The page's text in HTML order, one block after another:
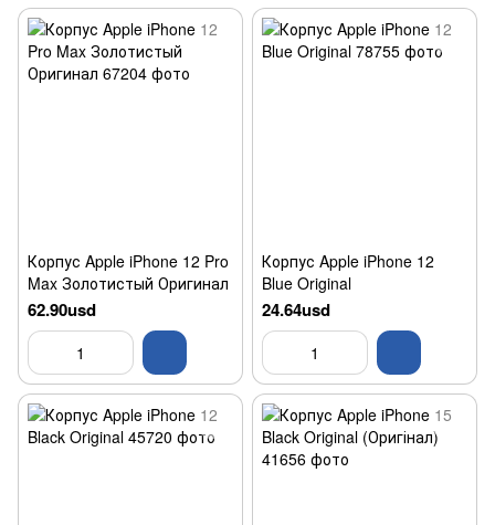
Корпус Apple iPhone 12 Pro
Max Золотистый Оригинал
62.90usd
Корпус Apple iPhone 12
Blue Original
24.64usd